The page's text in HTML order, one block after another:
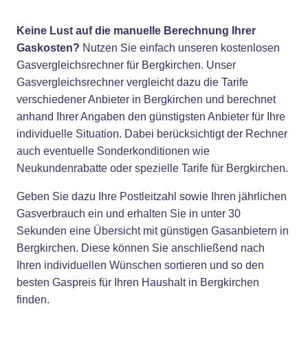
Keine Lust auf die manuelle Berechnung Ihrer
Gaskosten? Nutzen Sie einfach unseren kostenlosen
Gasvergleichsrechner für Bergkirchen. Unser
Gasvergleichsrechner vergleicht dazu die Tarife
verschiedener Anbieter in Bergkirchen und berechnet
anhand Ihrer Angaben den günstigsten Anbieter für Ihre
individuelle Situation. Dabei berücksichtigt der Rechner
auch eventuelle Sonderkonditionen wie
Neukundenrabatte oder spezielle Tarife für Bergkirchen.
Geben Sie dazu Ihre Postleitzahl sowie Ihren jährlichen
Gasverbrauch ein und erhalten Sie in unter 30
Sekunden eine Übersicht mit günstigen Gasanbietern in
Bergkirchen. Diese können Sie anschließend nach
Ihren individuellen Wünschen sortieren und so den
besten Gaspreis für Ihren Haushalt in Bergkirchen
finden.